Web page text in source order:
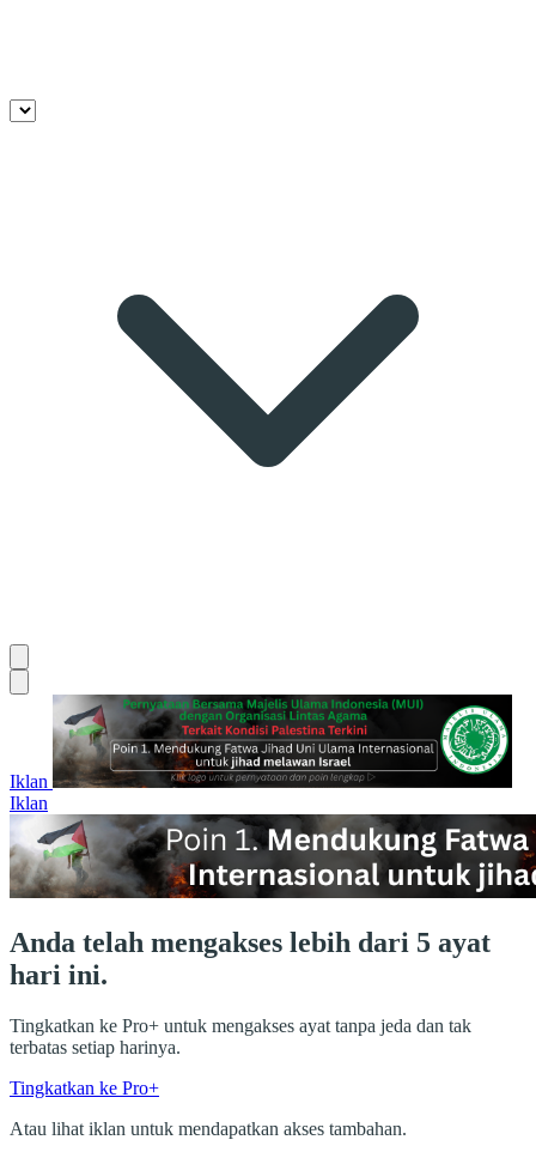
Iklan
Iklan
Anda telah mengakses lebih dari 5 ayat
hari ini.
Tingkatkan ke Pro+ untuk mengakses ayat tanpa jeda dan tak
terbatas setiap harinya.
Tingkatkan ke Pro+
Atau lihat iklan untuk mendapatkan akses tambahan.